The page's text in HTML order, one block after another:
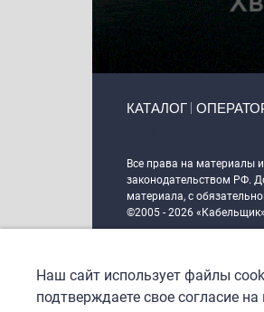
КАТАЛОГ
Все права на материалы
законодательством РФ.
материала, с
©2005 - 2026 «Кабельщик»
DrupalCoder — поддержка
Наш сайт использует файлы
подтверждаете свое согласие